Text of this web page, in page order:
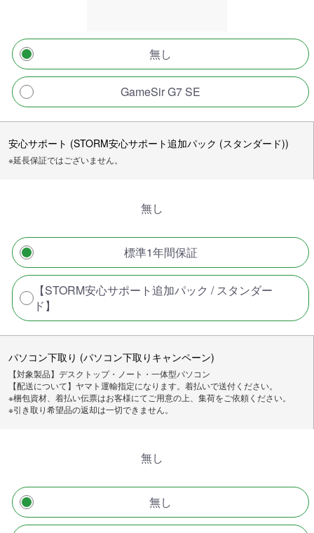
無し
GameSir G7 SE
安心サポート (STORM安心サポート追加パック (スタンダード))
※延長保証ではございません。
無し
標準1年間保証
【STORM安心サポート追加パック / スタンダー
ド】
パソコン下取り (パソコン下取りキャンペーン)
【対象製品】デスクトップ・ノート・一体型パソコン
【配送について】ヤマト運輸指定になります。着払いで送付ください。
※梱包資材、着払い伝票はお客様にてご用意の上、集荷をご依頼ください。
※引き取り希望品の返却は一切できません。
無し
無し